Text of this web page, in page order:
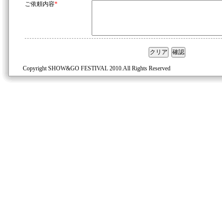
ご依頼内容*
Copyright SHOW&GO FESTIVAL 2010.All Rights Reserved